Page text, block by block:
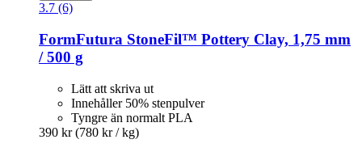
3.7 (6)
FormFutura StoneFil™ Pottery Clay, 1,75 mm
/ 500 g
Lätt att skriva ut
Innehåller 50% stenpulver
Tyngre än normalt PLA
390 kr (780 kr / kg)